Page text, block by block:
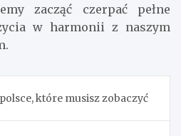
zacząć czerpać pełne
w harmonii z naszym
które musisz zobaczyć